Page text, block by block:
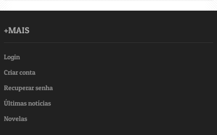
+MAIS
Login
Criar conta
Recuperar senha
Últimas notícias
Novelas